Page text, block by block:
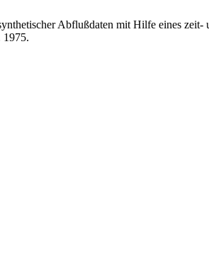
Abflußdaten mit Hilfe eines
1975.